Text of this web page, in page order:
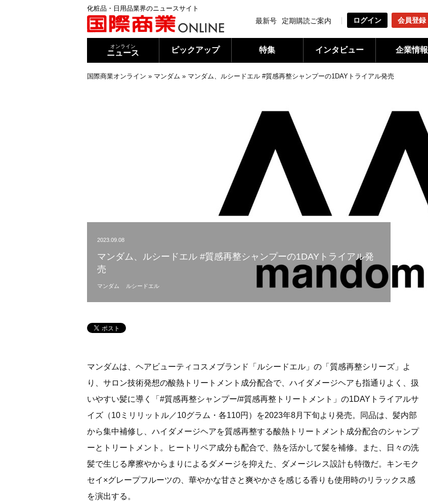
化粧品・日用品業界のニュースサイト
最新号 定期購読ご案内 ログイン 会員登録
オンライン
ニュース ピックアップ 特集 インタビュー 企業情報
国際商業オンライン » マンダム » マンダム、ルシードエル #質感再整シャンプーの1DAYトライアル発売
2023.09.08
マンダム、ルシードエル #質感再整シャンプーの1DAYトライアル発
売
マンダム ルシードエル
マンダムは、ヘアビューティコスメブランド「ルシードエル」の「質感再整シリーズ」よ
り、サロン技術発想の酸熱トリートメント成分配合で、ハイダメージヘアも指通りよく、扱
いやすい髪に導く「#質感再整シャンプー/#質感再整トリートメント」の1DAYトライアルサ
イズ（10ミリリットル／10グラム・各110円）を2023年8月下旬より発売。同品は、髪内部
から集中補修し、ハイダメージヘアを質感再整する酸熱トリートメント成分配合のシャンプ
ーとトリートメント。ヒートリペア成分も配合で、熱を活かして髪を補修。また、日々の洗
髪で生じる摩擦やからまりによるダメージを抑えた、ダメージレス設計も特徴だ。キンモク
セイ×グレープフルーツの、華やかな甘さと爽やかさを感じる香りも使用時のリラックス感
を演出する。